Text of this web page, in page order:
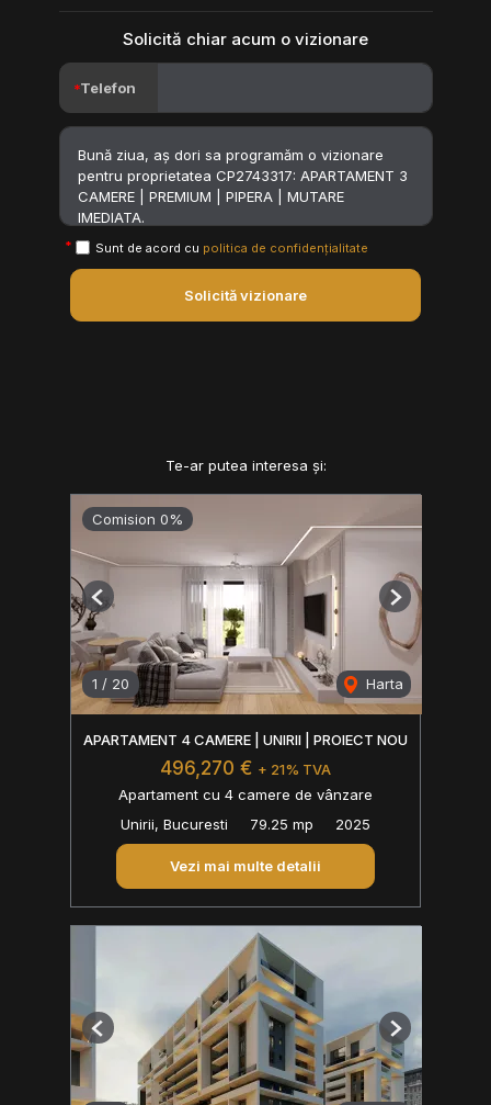
Solicită chiar acum o vizionare
Telefon
Sunt de acord cu politica de confidențialitate
Solicită vizionare
Te-ar putea interesa și:
Comision 0%
1 / 20 Harta
Previous Next
APARTAMENT 4 CAMERE | UNIRII | PROIECT NOU
496,270 € + 21% TVA
Apartament cu 4 camere de vânzare
Unirii, Bucuresti
79.25 mp 2025
Vezi mai multe detalii
Previous Next